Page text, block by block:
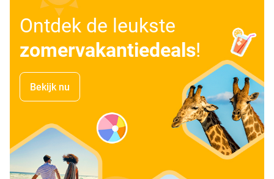
Ontdek de leukste
zomervakantiedeals!
Bekijk nu